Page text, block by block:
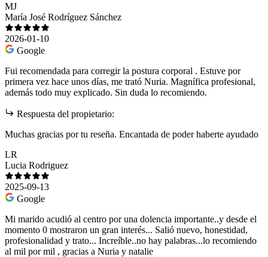
MJ
María José Rodríguez Sánchez
2026-01-10
Google
Fui recomendada para corregir la postura corporal . Estuve por
primera vez hace unos días, me trató Nuria. Magnífica profesional,
además todo muy explicado. Sin duda lo recomiendo.
Respuesta del propietario:
Muchas gracias por tu reseña. Encantada de poder haberte ayudado
LR
Lucia Rodriguez
2025-09-13
Google
Mi marido acudió al centro por una dolencia importante..y desde el
momento 0 mostraron un gran interés... Salió nuevo, honestidad,
profesionalidad y trato... Increíble..no hay palabras...lo recomiendo
al mil por mil , gracias a Nuria y natalie